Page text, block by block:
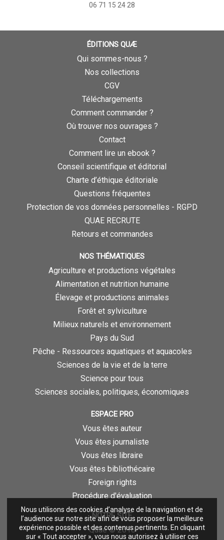
Nous utilisons des cookies d’analyse de la navigation et de
l’audience sur notre site afin de vous proposer la meilleure
expérience possible et des contenus pertinents. En cliquant
sur « Tout accepter », vous nous autorisez à utiliser ces
06 71 15 24 28
ÉDITIONS QUÆ
Qui sommes-nous ?
Nos collections
CGV
Téléchargements
Comment commander ?
Où trouver nos ouvrages ?
Contact
Comment lire un ebook ?
Conseil scientifique et éditorial
Charte d’éthique éditoriale
Questions fréquentes
Protection de vos données personnelles - RGPD
QUAE RECRUTE
Retours et commandes
NOS THÉMATIQUES
Agriculture et productions végétales
Alimentation et nutrition humaine
Élevage et productions animales
Forêt et sylviculture
Milieux naturels et environnement
Pays du Sud
Pêche - Ressources aquatiques et aquacoles
Sciences de la vie et de la terre
Science pour tous
Sciences sociales, politiques, économiques
ESPACE PRO
Vous êtes auteur
Vous êtes journaliste
Vous êtes libraire
Vous êtes bibliothécaire
Foreign rights
Procédure d'évaluation
NOTRE SITE
Quae © 2018